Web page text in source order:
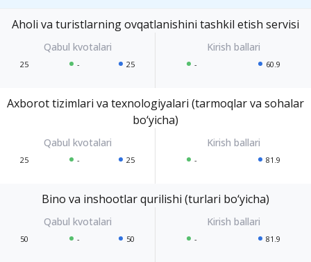
Aholi va turistlarning ovqatlanishini tashkil etish servisi
25 - 25 - 60.9
Axborot tizimlari va texnologiyalari (tarmoqlar va sohalar
bo‘yicha)
25 - 25 - 81.9
Bino va inshootlar qurilishi (turlari bo‘yicha)
50 - 50 - 81.9